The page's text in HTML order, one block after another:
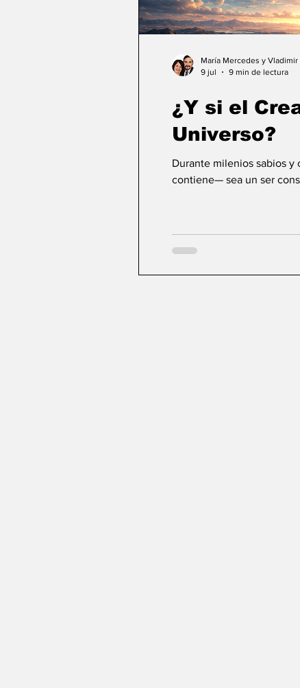
¿Y si el
Universo?
Durante milenios sabios
contiene— sea un ser
María Mercedes y Vladimir
9 jul
9 min de lectura